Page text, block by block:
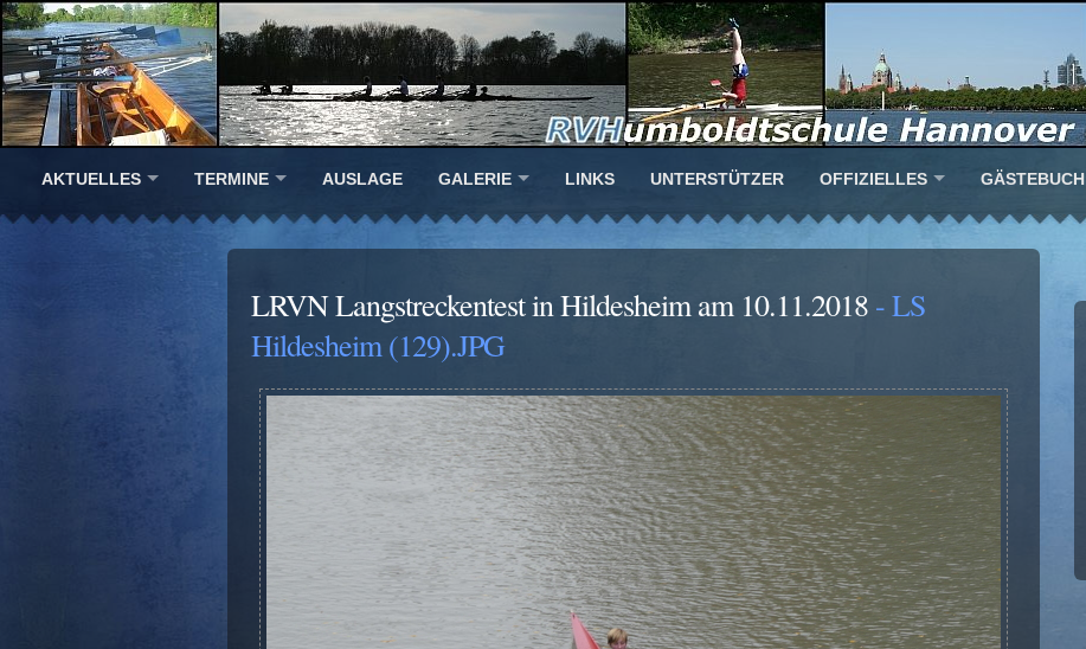
AKTUELLES TERMINE AUSLAGE GALERIE LINKS UNTERSTÜTZER OFFIZIELLES GÄSTEBUCH
LRVN Langstreckentest in Hildesheim am 10.11.2018 - LS
Hildesheim (129).JPG